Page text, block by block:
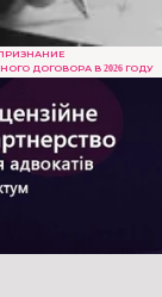
ДОГОВОРА В 2026 ГОДУ